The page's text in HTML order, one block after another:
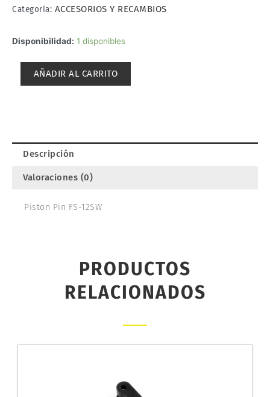
Categoría: ACCESORIOS Y RECAMBIOS
Disponibilidad: 1 disponibles
PIN
AÑADIR AL CARRITO
Descripción
Valoraciones (0)
Piston Pin FS-12SW
PRODUCTOS
RELACIONADOS